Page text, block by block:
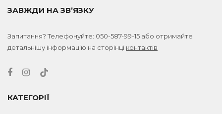
ЗАВЖДИ НА ЗВ’ЯЗКУ
Запитання? Телефонуйте: 050-587-99-15 або отримайте
детальнішу інформацію на сторінці контактів
КАТЕГОРІЇ